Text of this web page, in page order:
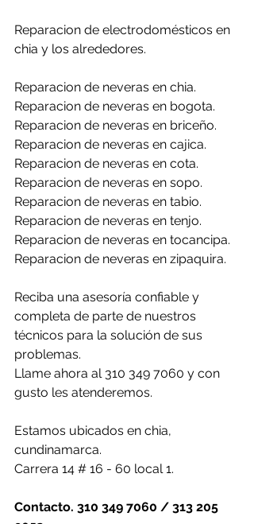
Reparacion de electrodomésticos en
chia y los alrededores.
Reparacion de neveras en chia.
Reparacion de neveras en bogota.
Reparacion de neveras en briceño.
Reparacion de neveras en cajica.
Reparacion de neveras en cota.
Reparacion de neveras en sopo.
Reparacion de neveras en tabio.
Reparacion de neveras en tenjo.
Reparacion de neveras en tocancipa.
Reparacion de neveras en zipaquira.
Reciba una asesoría confiable y
completa de parte de nuestros
técnicos para la solución de sus
problemas.
Llame ahora al 310 349 7060 y con
gusto les atenderemos.
Estamos ubicados en chia,
cundinamarca.
Carrera 14 # 16 - 60 local 1.
Contacto. 310 349 7060 / 313 205